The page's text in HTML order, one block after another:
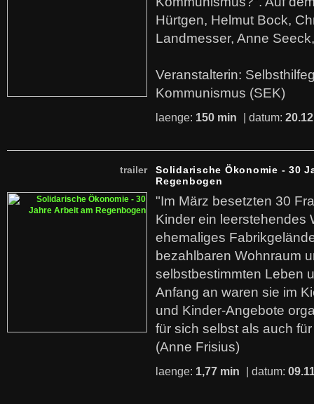
Hürtgen, Helmut Bock,
Landmesser, Anne
Veranstalterin:
Kommunismus (SEK)
laenge: 150 min | datum:
trailer
Solidarische Ökonomie - 30
Regenbogen
"Im März besetzten 30
Kinder ein leerstehendes
ehemaliges
bezahlbaren Wohnraum
selbstbestimmten Leben
Anfang an waren sie im
und Kinder-Angebote
für sich selbst als auch
(Anne Frisius)
laenge: 1,77 min | datum: